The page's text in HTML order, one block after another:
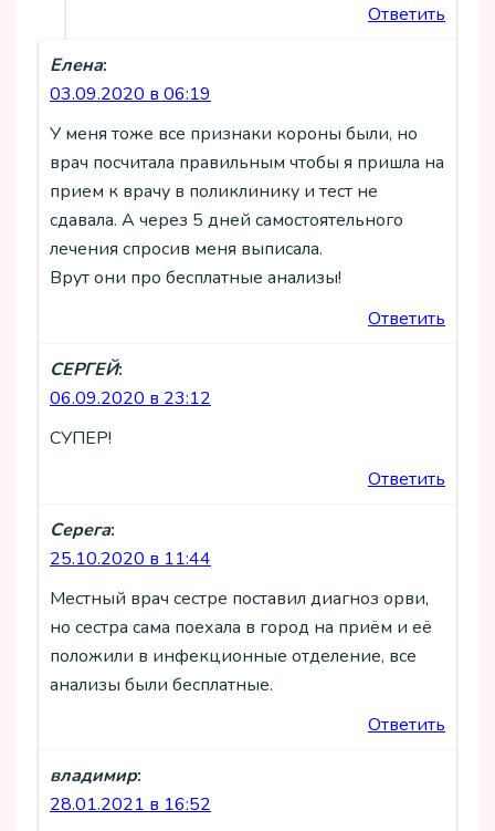
Ответить
Елена:
03.09.2020 в 06:19
У меня тоже все признаки короны были, но
врач посчитала правильным чтобы я пришла на
прием к врачу в поликлинику и тест не
сдавала. А через 5 дней самостоятельного
лечения спросив меня выписала.
Врут они про бесплатные анализы!
Ответить
СЕРГЕЙ:
06.09.2020 в 23:12
СУПЕР!
Ответить
Серега:
25.10.2020 в 11:44
Местный врач сестре поставил диагноз орви,
но сестра сама поехала в город на приём и её
положили в инфекционные отделение, все
анализы были бесплатные.
Ответить
владимир:
28.01.2021 в 16:52